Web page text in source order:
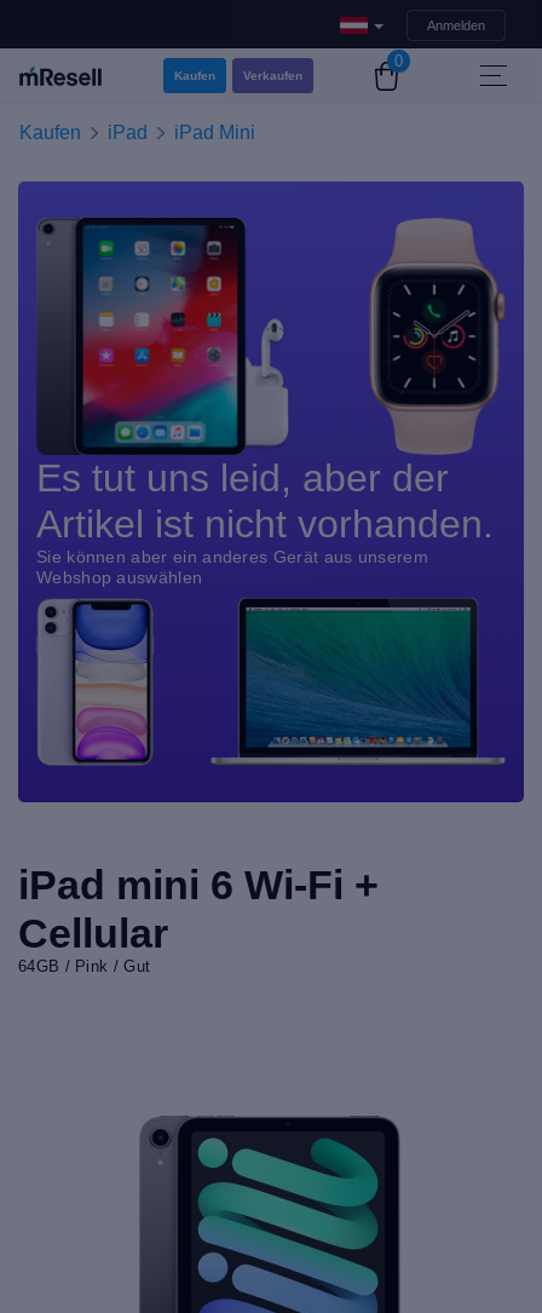
Anmelden
Kaufen Verkaufen
0
Kaufen iPad iPad Mini
Es tut uns leid, aber der
Artikel ist nicht vorhanden.
Sie können aber ein anderes Gerät aus unserem
Webshop auswählen
iPad mini 6 Wi-Fi +
Cellular
64GB / Pink / Gut